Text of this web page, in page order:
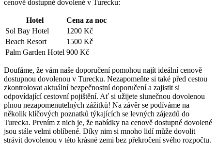
cenově dostupné dovolené v Turecku:
Hotel
Cena za noc
Sol Bay Hotel
1200 Kč
Beach Resort
1500 Kč
Palm Garden Hotel 900 Kč
Doufáme, že vám naše doporučení pomohou najít ideální cenově
dostupnou dovolenou v Turecku. Nezapomeňte si také před cestou
zkontrolovat aktuální bezpečnostní doporučení a zajistit si
odpovídající cestovní pojištění. Ať si užijete slunečnou dovolenou
plnou nezapomenutelných zážitků! Na závěr se podíváme na
několik klíčových poznatků týkajících se levných zájezdů do
Turecka. Prvním z nich je, že nabídky na cenově dostupné dovolené
jsou stále velmi oblíbené. Díky nim si mnoho lidí může dovolit
strávit dovolenou v této krásné zemi bez překročení svého rozpočtu.